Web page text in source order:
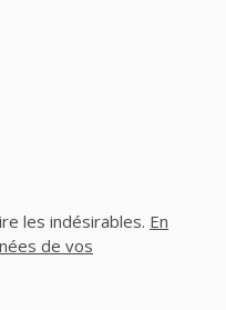
les indésirables. En
de vos